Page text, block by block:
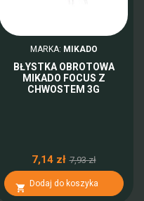
MARKA: MIKADO
BŁYSTKA OBROTOWA
MIKADO FOCUS Z
CHWOSTEM 3G
7,14 zł 7,93 zł
 Dodaj do koszyka